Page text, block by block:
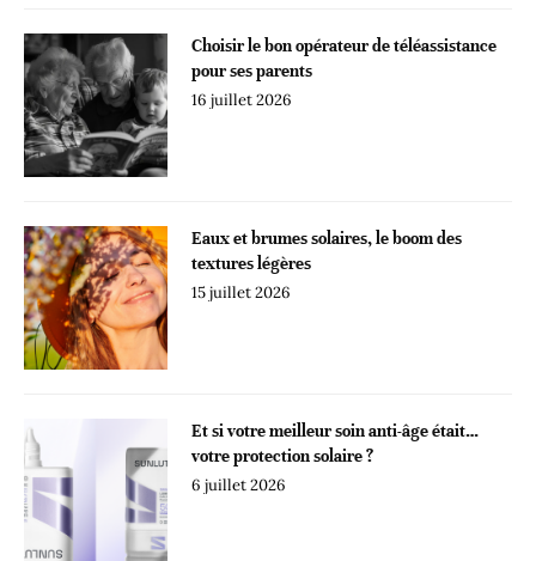
Choisir le bon opérateur de téléassistance
pour ses parents
16 juillet 2026
Eaux et brumes solaires, le boom des
textures légères
15 juillet 2026
Et si votre meilleur soin anti-âge était…
votre protection solaire ?
6 juillet 2026